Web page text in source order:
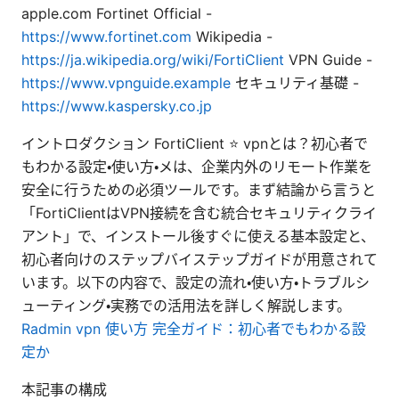
apple.com Fortinet Official -
https://www.fortinet.com Wikipedia -
https://ja.wikipedia.org/wiki/FortiClient VPN Guide -
https://www.vpnguide.example セキュリティ基礎 -
https://www.kaspersky.co.jp
イントロダクション FortiClient ⭐ vpnとは？初心者で
もわかる設定・使い方・メは、企業内外のリモート作業を
安全に行うための必須ツールです。まず結論から言うと
「FortiClientはVPN接続を含む統合セキュリティクライ
アント」で、インストール後すぐに使える基本設定と、
初心者向けのステップバイステップガイドが用意されて
います。以下の内容で、設定の流れ・使い方・トラブルシ
ューティング・実務での活用法を詳しく解説します。
Radmin vpn 使い方 完全ガイド：初心者でもわかる設
定か
本記事の構成